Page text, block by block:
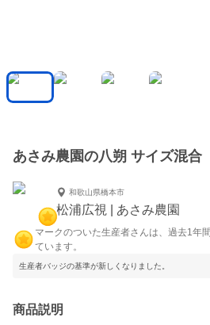
あさみ農園の八朔 サイズ混
和歌山県橋本市
松浦広視 | あさみ農園
マークのついた生産者さんは、過去1年
ています。
生産者バッジの基準が新しくなりました。
商品説明